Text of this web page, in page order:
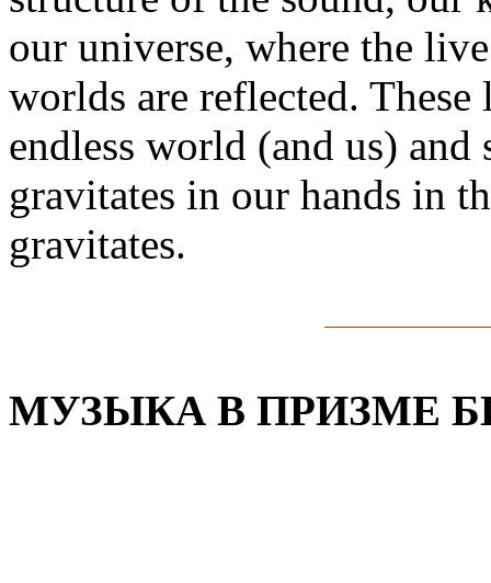
our universe, where the
worlds are reflected.
endless world (and us)
gravitates in our hands in
gravitates.
МУЗЫКА В ПРИЗМЕ